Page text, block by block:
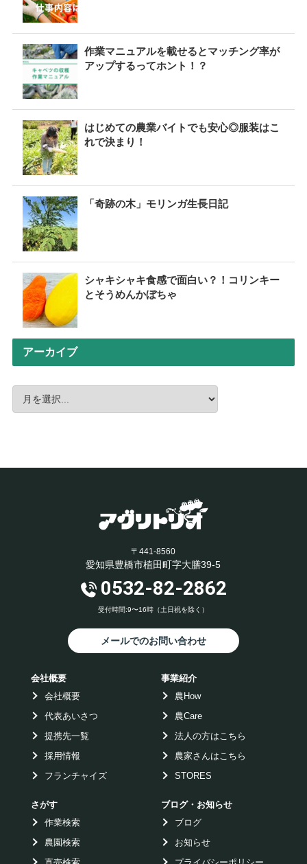
作業マニュアルを載せるとマッチング率が
アップするってホント！？
はじめての農業バイトでも安心◎服装はこ
れで決まり！
「奇跡の木」モリンガ生長日記
シャキシャキ食感で面白い？！コリンキー
とそうめんかぼちゃ
アーカイブ
〒441-8560
愛知県豊橋市植田町字大膳39-5
0532-82-2862
受付時間:9〜16時（土日祝を除く）
メールでのお問い合わせ
会社概要
会社概要
代表あいさつ
提携先一覧
採用情報
フランチャイズ
事業紹介
農How
農Care
法人の方はこちら
農家さんはこちら
STORES
さがす
作業検索
農園検索
ブログ・お知らせ
ブログ
お知らせ